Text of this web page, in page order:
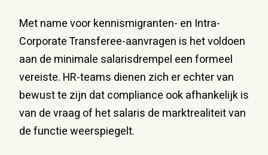
Met name voor kennismigranten- en Intra-
Corporate Transferee-aanvragen is het voldoen
aan de minimale salarisdrempel een formeel
vereiste. HR-teams dienen zich er echter van
bewust te zijn dat compliance ook afhankelijk is
van de vraag of het salaris de marktrealiteit van
de functie weerspiegelt.